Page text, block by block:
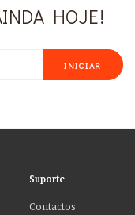
HOJE!
INICIAR
Suporte
Contactos